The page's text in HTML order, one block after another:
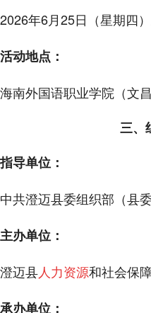
2026年6月25日（星期四
活动地点：
海南外国语职业学院（文昌
三、
指导单位：
中共澄迈县委组织部（县
主办单位：
澄迈县人力资源和社会保
承办单位：